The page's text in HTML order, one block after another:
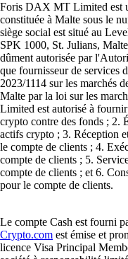
Foris DAX MT Limited est
constituée à Malte sous le
siège social est situé au
SPK 1000, St. Julians,
dûment autorisée par
que fournisseur de services
2023/1114 sur les marchés
Malte par la loi sur les
Limited est autorisé à
crypto contre des fonds ; 2.
actifs crypto ; 3. Réception
le compte de clients ; 4.
compte de clients ; 5.
compte de clients ; et 6.
pour le compte de clients.
Le compte Cash est fourni
Crypto.com est émise et
licence Visa Principal